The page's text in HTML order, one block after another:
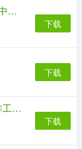
欧姆龙cx one(含序列号) V4.51 中文免费版
下载
下载
Paracraft帕拉卡3d动画编程创作工具 V1.4.10 官方电脑版
下载